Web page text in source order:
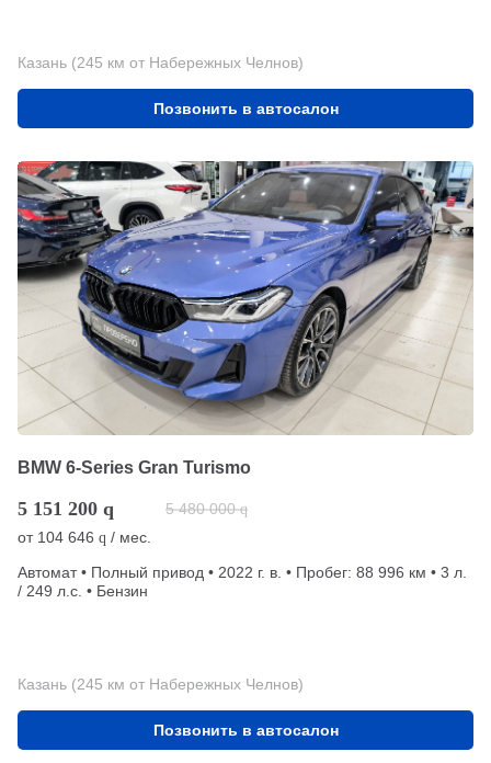
Казань (245 км от Набережных Челнов)
Позвонить в автосалон
BMW 6-Series Gran Turismo
5 151 200 q 5 480 000 q
от 104 646 q / мес.
Автомат • Полный привод • 2022 г. в. • Пробег: 88 996 км • 3 л.
/ 249 л.с. • Бензин
Казань (245 км от Набережных Челнов)
Позвонить в автосалон